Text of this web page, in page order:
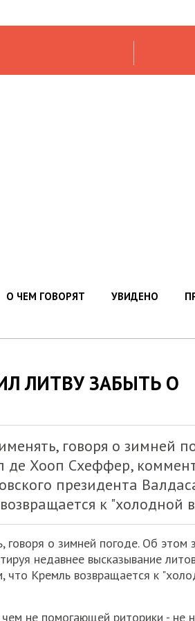
О ЧЕМ ГОВОРЯТ УВИДЕНО
ЛИТВУ ЗАБЫТЬ О
говоря о зимней
де Хооп Схеффер,
президента
к "холодной
о зимней погоде. Об этом
недавнее высказывание
Кремль возвращается к
не помогающей риторики - не